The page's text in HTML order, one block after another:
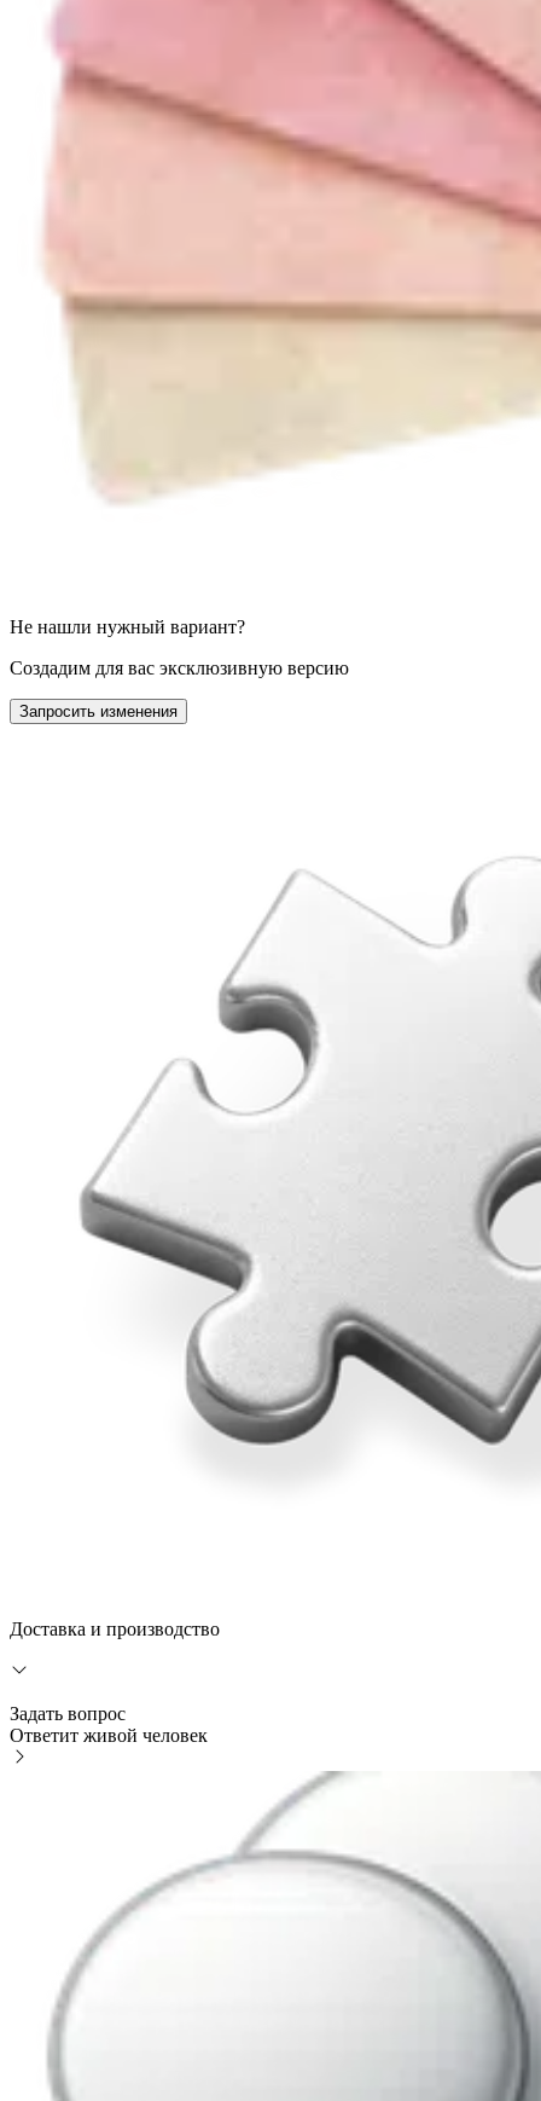
Не нашли нужный вариант?
Создадим для вас эксклюзивную версию
Запросить изменения
Доставка и производство
Задать вопрос
Ответит живой человек